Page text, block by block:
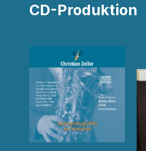
CD-Produktion